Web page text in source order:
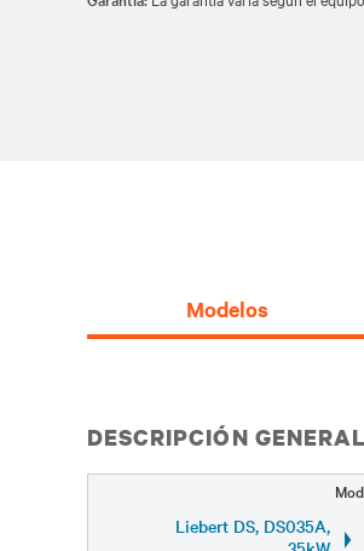
Modelos
DESCRIPCIÓN
Liebert DS, DS035A,